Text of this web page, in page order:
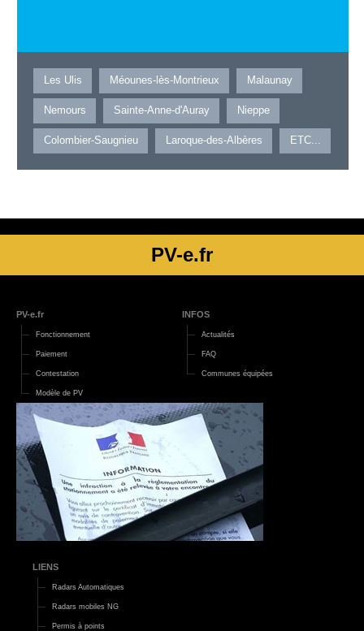
Les Ulis Méounes-lès-Montrieux Malaunay
Nemours Sainte-Anne-d'Auray Nieppe
Colombier-Saugnieu Laroque-des-Albères ETC...
PV-e.fr
PV-e.fr
Fonctionnement
Paiement
Contestation
Modèle de PV
INFOS
Actualités
FAQ
Communes équipées
LIENS
Radars Automatiques
Radars mobiles NG
Permis à points